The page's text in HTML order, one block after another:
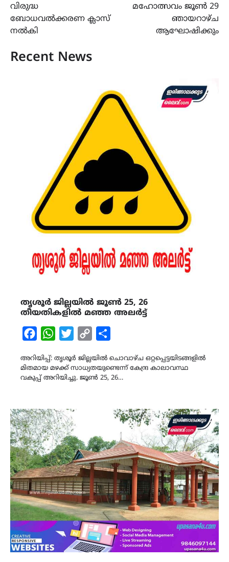
വിരുദ്ധ
ബോധവൽക്കരണ ക്ലാസ്
നൽകി
മഹോത്സവം ജൂൺ 29
ഞായറാഴ്ച
ആഘോഷിക്കും
Recent News
തൃശൂർ ജില്ലയിൽ ജൂൺ 25, 26
തീയതികളിൽ മഞ്ഞ അലർട്ട്
FacebookWhatsAppTwitterCopy
അറിയിപ്പ്: തൃശൂർ ജില്ലയിൽ ചൊവാഴ്ച ഒറ്റപ്പെട്ടയിടങ്ങളിൽ
മിതമായ മഴക്ക് സാധ്യതയുണ്ടെന്ന് കേന്ദ്ര കാലാവസ്ഥ
വകുപ്പ് അറിയിച്ചു. ജൂൺ 25, 26…